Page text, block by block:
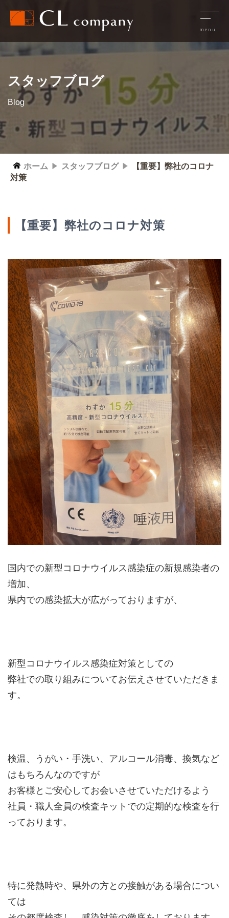
スタッフブログ
Blog
ホーム スタッフブログ
【重要】弊社のコロナ
対策
【重要】弊社のコロナ対策
国内での新型コロナウイルス感染症の新規感染者の
増加、
県内での感染拡大が広がっておりますが、
新型コロナウイルス感染症対策としての
弊社での取り組みについてお伝えさせていただきま
す。
検温、うがい・手洗い、アルコール消毒、換気など
はもちろんなのですが
お客様とご安心してお会いさせていただけるよう
社員・職人全員の検査キットでの定期的な検査を行
っております。
特に発熱時や、県外の方との接触がある場合につい
ては